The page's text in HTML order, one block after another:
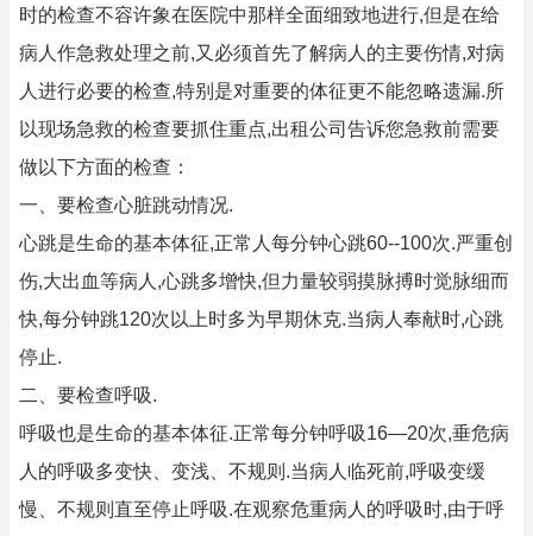
时的检查不容许象在医院中那样全面细致地进行,但是在给
病人作急救处理之前,又必须首先了解病人的主要伤情,对病
人进行必要的检查,特别是对重要的体征更不能忽略遗漏.所
以现场急救的检查要抓住重点,出租公司告诉您急救前需要
做以下方面的检查：
一、要检查心脏跳动情况.
心跳是生命的基本体征,正常人每分钟心跳60--100次.严重创
伤,大出血等病人,心跳多增快,但力量较弱摸脉搏时觉脉细而
快,每分钟跳120次以上时多为早期休克.当病人奉献时,心跳
停止.
二、要检查呼吸.
呼吸也是生命的基本体征.正常每分钟呼吸16—20次,垂危病
人的呼吸多变快、变浅、不规则.当病人临死前,呼吸变缓
慢、不规则直至停止呼吸.在观察危重病人的呼吸时,由于呼